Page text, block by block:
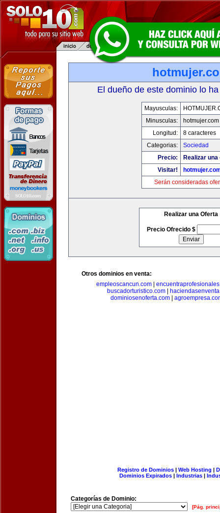
El dueño de este dominio lo
Mayusculas:
Minusculas:
hotmujer.com
Longitud:
8 caracteres
Categorias:
Sociedad
Precio:
Realizar
Visitar!
Serán consideradas
Realizar una Oferta
Precio Ofrecido $
Otros dominios en venta:
empleoscancun.com
buscadorturistico.com|
dominiosenoferta.com
Registro de Dominios| Web Hosting |
Dominios Expirados | Industrias |
Categorías de Dominio:
[Pág.